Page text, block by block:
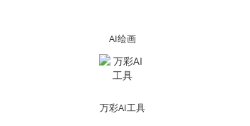
AI绘画
万彩AI工具